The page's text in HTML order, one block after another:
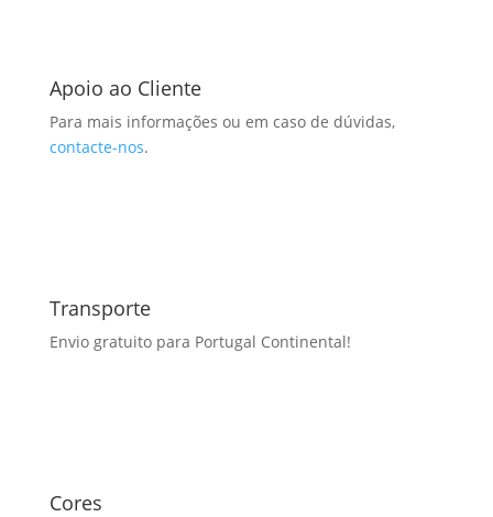
Apoio ao Cliente
Para mais informações ou em caso de dúvidas,
contacte-nos.
Transporte
Envio gratuito para Portugal Continental!
Cores